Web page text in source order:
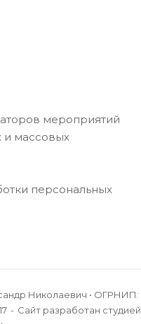
мероприятий
и массовых
персональных
Николаевич • ОГРНИП:
Сайт разработан студией